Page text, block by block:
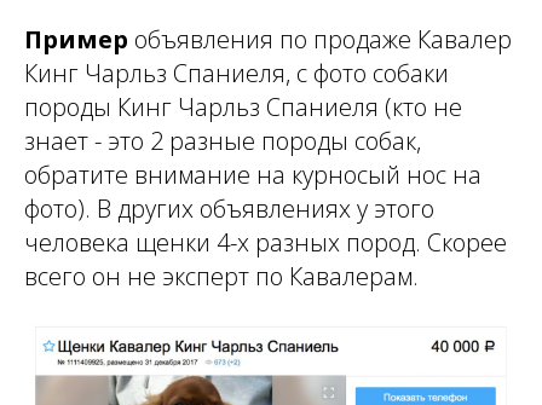
Пример объявления по продаже Кавалер
Кинг Чарльз Спаниеля, с фото собаки
породы Кинг Чарльз Спаниеля (кто не
знает - это 2 разные породы собак,
обратите внимание на курносый нос на
фото). В других объявлениях у этого
человека щенки 4-х разных пород. Скорее
всего он не эксперт по Кавалерам.